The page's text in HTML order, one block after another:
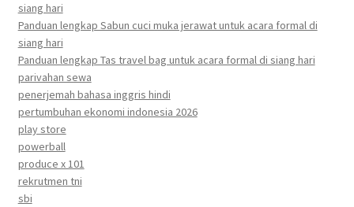
siang hari
Panduan lengkap Sabun cuci muka jerawat untuk acara formal di
siang hari
Panduan lengkap Tas travel bag untuk acara formal di siang hari
parivahan sewa
penerjemah bahasa inggris hindi
pertumbuhan ekonomi indonesia 2026
play store
powerball
produce x 101
rekrutmen tni
sbi